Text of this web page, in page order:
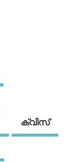
ക്വിസ്